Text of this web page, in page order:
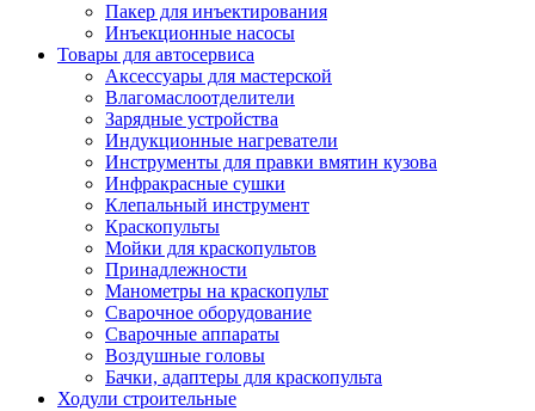
Пакер для инъектирования
Инъекционные насосы
Товары для автосервиса
Аксессуары для мастерской
Влагомаслоотделители
Зарядные устройства
Индукционные нагреватели
Инструменты для правки вмятин кузова
Инфракрасные сушки
Клепальный инструмент
Краскопульты
Мойки для краскопультов
Принадлежности
Манометры на краскопульт
Сварочное оборудование
Сварочные аппараты
Воздушные головы
Бачки, адаптеры для краскопульта
Ходули строительные